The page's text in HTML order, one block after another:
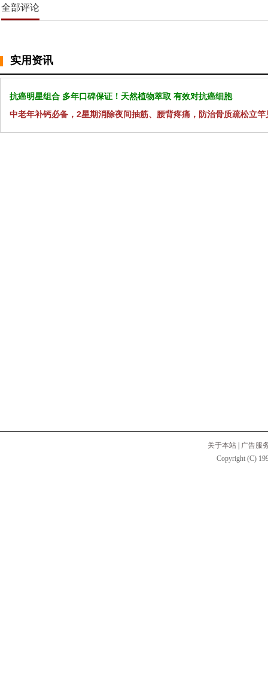
全部评论
实用资讯
抗癌明星组合 多年口碑保证！天然植物萃取 有效对抗癌细胞
中老年补钙必备，2星期消除夜间抽筋、腰背疼痛，防治骨质疏松立竿
关于本站
广告服
Copyright (C)